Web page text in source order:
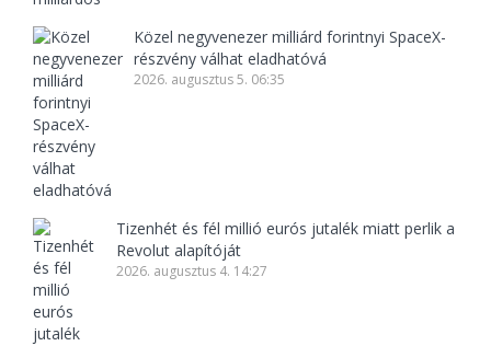
Közel negyvenezer milliárd forintnyi SpaceX-
részvény válhat eladhatóvá
2026. augusztus 5. 06:35
Tizenhét és fél millió eurós jutalék miatt perlik a
Revolut alapítóját
2026. augusztus 4. 14:27